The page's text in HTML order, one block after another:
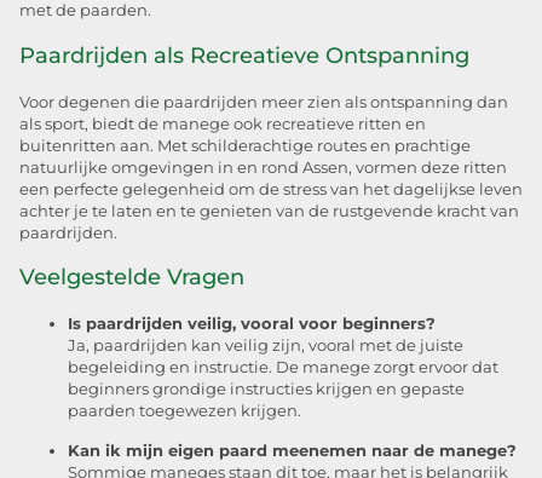
met de paarden.
Paardrijden als Recreatieve Ontspanning
Voor degenen die paardrijden meer zien als ontspanning dan
als sport, biedt de manege ook recreatieve ritten en
buitenritten aan. Met schilderachtige routes en prachtige
natuurlijke omgevingen in en rond Assen, vormen deze ritten
een perfecte gelegenheid om de stress van het dagelijkse leven
achter je te laten en te genieten van de rustgevende kracht van
paardrijden.
Veelgestelde Vragen
Is paardrijden veilig, vooral voor beginners?
Ja, paardrijden kan veilig zijn, vooral met de juiste
begeleiding en instructie. De manege zorgt ervoor dat
beginners grondige instructies krijgen en gepaste
paarden toegewezen krijgen.
Kan ik mijn eigen paard meenemen naar de manege?
Sommige maneges staan dit toe, maar het is belangrijk